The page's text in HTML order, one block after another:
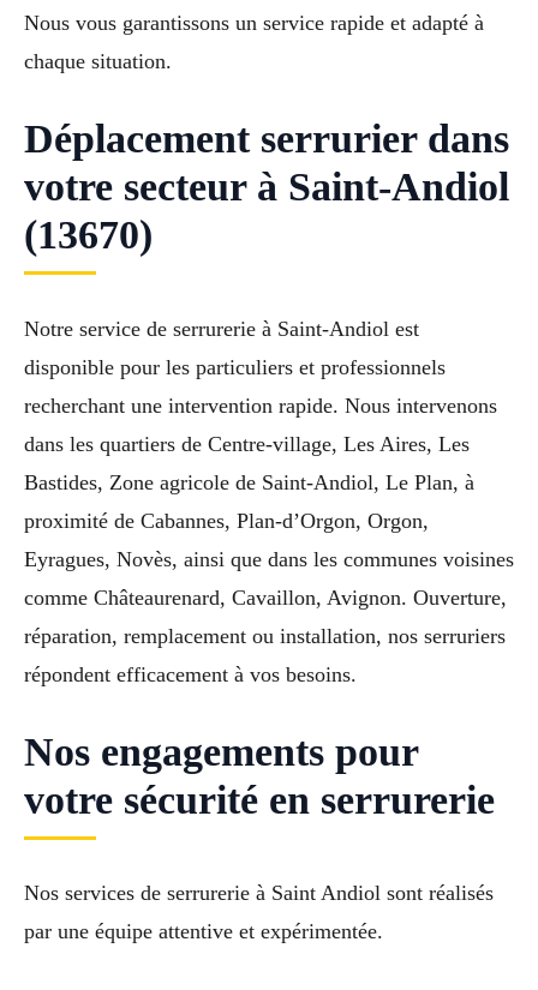
Nous vous garantissons un service rapide et adapté à
chaque situation.
Déplacement serrurier dans
votre secteur à Saint-Andiol
(13670)
Notre service de serrurerie à Saint-Andiol est
disponible pour les particuliers et professionnels
recherchant une intervention rapide. Nous intervenons
dans les quartiers de Centre-village, Les Aires, Les
Bastides, Zone agricole de Saint-Andiol, Le Plan, à
proximité de Cabannes, Plan-d’Orgon, Orgon,
Eyragues, Novès, ainsi que dans les communes voisines
comme Châteaurenard, Cavaillon, Avignon. Ouverture,
réparation, remplacement ou installation, nos serruriers
répondent efficacement à vos besoins.
Nos engagements pour
votre sécurité en serrurerie
Nos services de serrurerie à Saint Andiol sont réalisés
par une équipe attentive et expérimentée.